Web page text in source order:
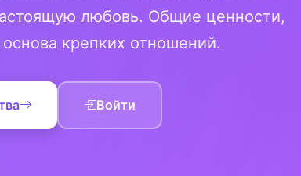
любовь. Общие ценности,
крепких отношений.
Войти